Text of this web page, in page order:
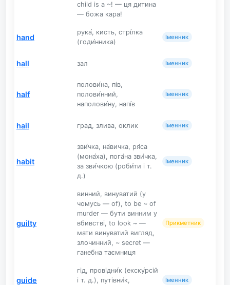
child is a ~! — ця дитина
— божа кара!
hand
рука́, кисть, стрі́лка
(годи́нника)
Іменник
hall зал Іменник
half
полови́на, пів,
полови́нний,
наполови́ну, напі́в
Іменник
hail град, злива, оклик Іменник
habit
зви́чка, на́вичка, ря́са
(мона́ха), пога́на зви́чка,
за зви́чкою (роби́ти і т.
д.)
Іменник
guilty
винний, винуватий (у
чомусь — of), to be ~ of
murder — бути винним у
вбивстві, to look ~ —
мати винуватий вигляд,
злочинний, ~ secret —
ганебна таємниця
Прикметник
guide
гід, провідни́к (екску́рсій
і т. д.), путівни́к,
Іменник